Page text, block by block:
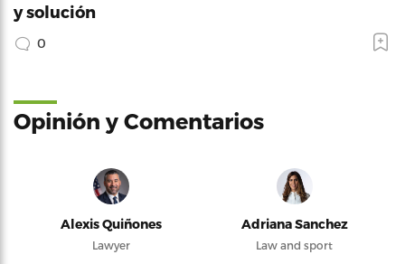
y solución
0
Opinión y Comentarios
Alexis Quiñones
Lawyer
Adriana Sanchez
Law and sport